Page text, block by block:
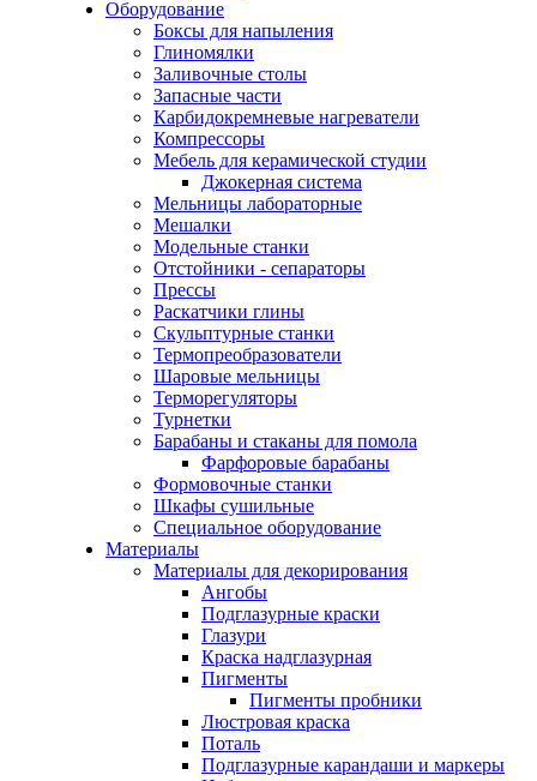
Оборудование
Боксы для напыления
Глиномялки
Заливочные столы
Запасные части
Карбидокремневые нагреватели
Компрессоры
Мебель для керамической студии
Джокерная система
Мельницы лабораторные
Мешалки
Модельные станки
Отстойники - сепараторы
Прессы
Раскатчики глины
Скульптурные станки
Термопреобразователи
Шаровые мельницы
Терморегуляторы
Турнетки
Барабаны и стаканы для помола
Фарфоровые барабаны
Формовочные станки
Шкафы сушильные
Специальное оборудование
Материалы
Материалы для декорирования
Ангобы
Подглазурные краски
Глазури
Краска надглазурная
Пигменты
Пигменты пробники
Люстровая краска
Поталь
Подглазурные карандаши и маркеры